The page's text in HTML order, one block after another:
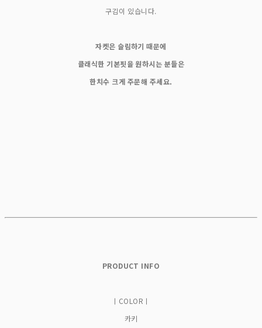
구김이 있습니다.
자켓은 슬림하기 때문에
클래식한 기본핏을 원하시는 분들은
한치수 크게 주문해 주세요.
PRODUCT INFO
ㅣCOLORㅣ
카키